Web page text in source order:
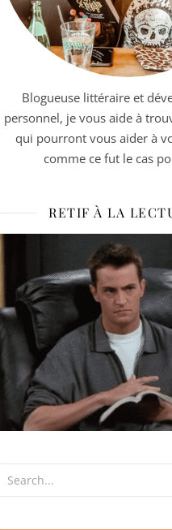
Blogueuse littéraire et
personnel, je vous aide à
qui pourront vous aider à
comme ce fut le cas
RETIF À LA